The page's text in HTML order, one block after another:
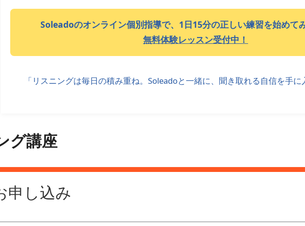
Soleadoのオンライン個別指導で、1日15分の正しい練習を始めて
無料体験レッスン受付中！
「リスニングは毎日の積み重ね。Soleadoと一緒に、聞き取れる自信を手に
グ講座
申し込み